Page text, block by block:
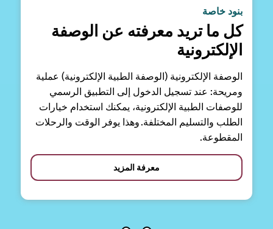
بنود خاصة
كل ما تريد معرفته عن الوصفة
الإلكترونية
الوصفة الإلكترونية (الوصفة الطبية الإلكترونية) عملية
ومريحة: عند تسجيل الدخول إلى التطبيق الرسمي
للوصفات الطبية الإلكترونية، يمكنك استخدام خيارات
الطلب والتسليم المختلفة. وهذا يوفر الوقت والرحلات
المقطوعة.
معرفة المزيد